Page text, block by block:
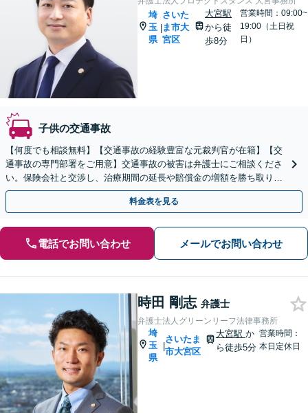
埼
玉
県
|
さいた
ま市大
宮区
大宮駅
から徒
歩8分
営業時間：09:00~
19:00（土日祝
日）
子供の交通事故
【何度でも相談無料】【交通事故の経験豊富な元裁判官が在籍】【交
通事故の専門部署をご用意】交通事故の被害は弁護士にご相談くださ
い。保険会社と交渉し、治療期間の延長や賠償金の増額を勝ち取りま
す。後遺障害の等級認定の手続きなどもお任せください。
料金表を見る
電話でお問い合わせ メールでお問い合わせ
時田 剛志 弁護士
弁護士法人グリーンリーフ法律事務所
埼
玉
県
|
さいたま
市大宮区
大宮駅 か
ら徒歩5分
営業時間：
本日定休日